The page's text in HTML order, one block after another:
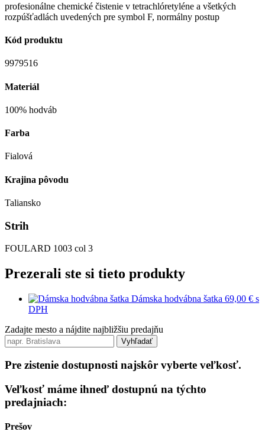
profesionálne chemické čistenie v tetrachlóretyléne a všetkých
rozpúšťadlách uvedených pre symbol F, normálny postup
Kód produktu
9979516
Materiál
100% hodváb
Farba
Fialová
Krajina pôvodu
Taliansko
Strih
FOULARD 1003 col 3
Prezerali ste si tieto produkty
Dámska hodvábna šatka 69,00 € s
DPH
Zadajte mesto a nájdite najbližšiu predajňu
Vyhľadať
Pre zistenie dostupnosti najskôr vyberte veľkosť.
Veľkosť máme ihneď dostupnú na týchto
predajniach:
Prešov